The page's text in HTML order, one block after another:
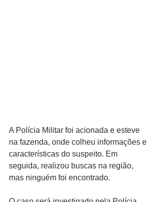
A Polícia Militar foi acionada e esteve
na fazenda, onde colheu informações e
características do suspeito. Em
seguida, realizou buscas na região,
mas ninguém foi encontrado.